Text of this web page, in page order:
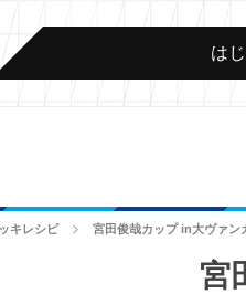
は
キレシピ 宮田俊哉カップ in大ヴァン
宮